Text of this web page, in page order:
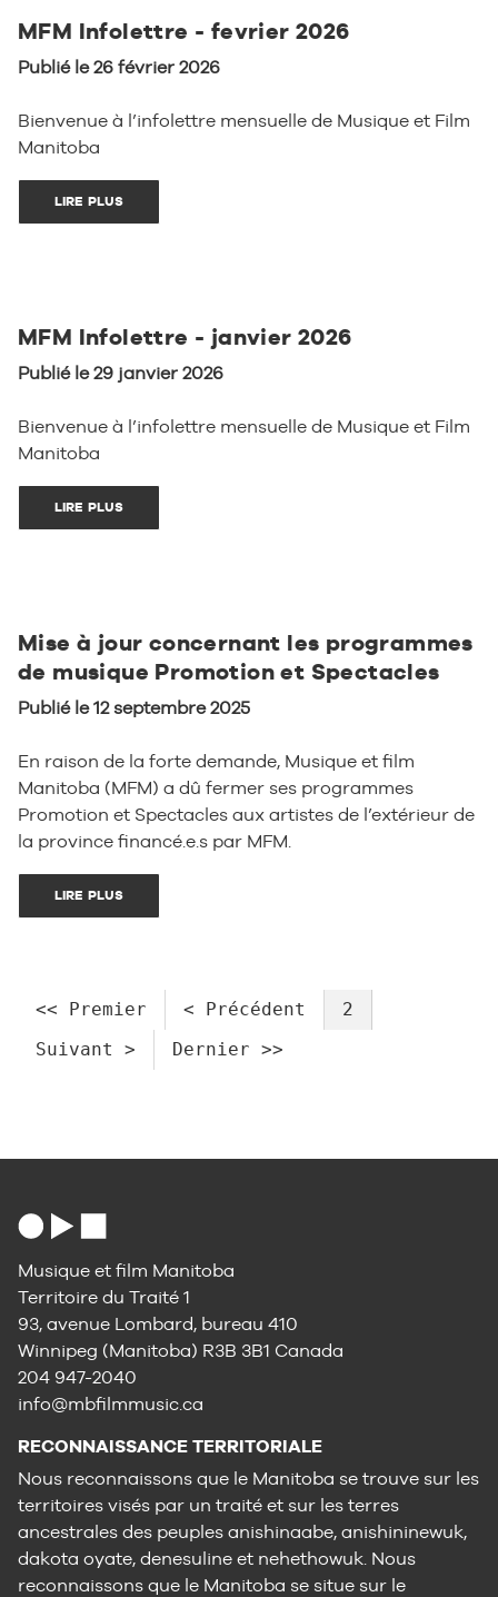
MFM Infolettre - fevrier 2026
Publié le 26 février 2026
Bienvenue à l’infolettre mensuelle de Musique et Film
Manitoba
LIRE PLUS
MFM Infolettre - janvier 2026
Publié le 29 janvier 2026
Bienvenue à l’infolettre mensuelle de Musique et Film
Manitoba
LIRE PLUS
Mise à jour concernant les programmes
de musique Promotion et Spectacles
Publié le 12 septembre 2025
En raison de la forte demande, Musique et film
Manitoba (MFM) a dû fermer ses programmes
Promotion et Spectacles aux artistes de l’extérieur de
la province financé.e.s par MFM.
LIRE PLUS
<< Premier < Précédent
2
Suivant >
Dernier >>
Musique et film Manitoba
Territoire du Traité 1
93, avenue Lombard, bureau 410
Winnipeg (Manitoba) R3B 3B1 Canada
204 947-2040
info@mbfilmmusic.ca
RECONNAISSANCE TERRITORIALE
Nous reconnaissons que le Manitoba se trouve sur les
territoires visés par un traité et sur les terres
ancestrales des peuples anishinaabe, anishininewuk,
dakota oyate, denesuline et nehethowuk. Nous
reconnaissons que le Manitoba se situe sur le